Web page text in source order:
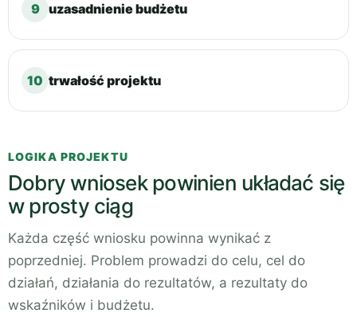
9 uzasadnienie budżetu
10 trwałość projektu
LOGIKA PROJEKTU
Dobry wniosek powinien układać się
w prosty ciąg
Każda część wniosku powinna wynikać z
poprzedniej. Problem prowadzi do celu, cel do
działań, działania do rezultatów, a rezultaty do
wskaźników i budżetu.